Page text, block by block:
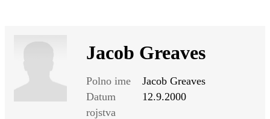
Jacob Greaves
Polno ime
Jacob Greaves
Datum
rojstva
12.9.2000